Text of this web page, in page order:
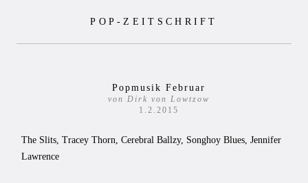
POP-ZEITSCHRIFT
Popmusik Februar
von Dirk von Lowtzow
1.2.2015
The Slits, Tracey Thorn, Cerebral Ballzy, Songhoy Blues, Jennifer
Lawrence